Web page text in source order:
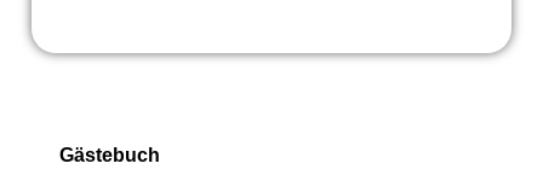
Gästebuch